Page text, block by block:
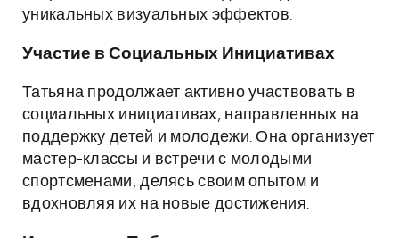
уникальных визуальных эффектов.
Участие в Социальных Инициативах
Татьяна продолжает активно участвовать в
социальных инициативах, направленных на
поддержку детей и молодежи. Она организует
мастер-классы и встречи с молодыми
спортсменами, делясь своим опытом и
вдохновляя их на новые достижения.